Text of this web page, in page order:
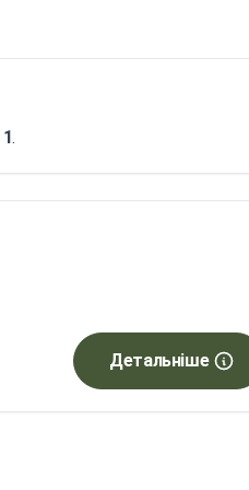
1.
Детальніше